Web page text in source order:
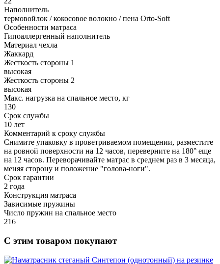
Наполнитель
термовойлок / кокосовое волокно / пена Orto-Soft
Особенности матраса
Гипоаллергенный наполнитель
Материал чехла
Жаккард
Жесткость стороны 1
высокая
Жесткость стороны 2
высокая
Макс. нагрузка на спальное место, кг
130
Срок службы
10 лет
Комментарий к сроку службы
Снимите упаковку в проветриваемом помещении, разместите
на ровной поверхности на 12 часов, переверните на 180° еще
на 12 часов. Переворачивайте матрас в среднем раз в 3 месяца,
меняя сторону и положение "голова-ноги".
Срок гарантии
2 года
Конструкция матраса
Зависимые пружины
Число пружин на спальное место
216
С этим товаром покупают